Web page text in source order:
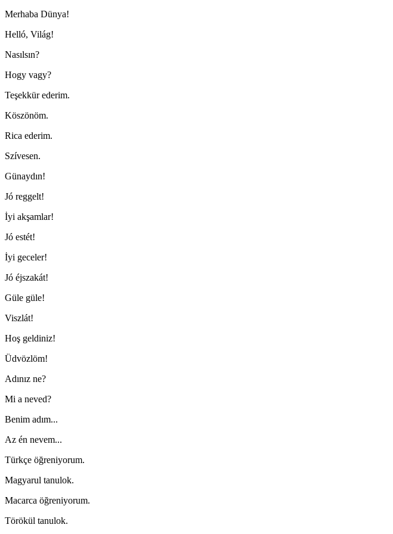
Merhaba Dünya!
Helló, Világ!
Nasılsın?
Hogy vagy?
Teşekkür ederim.
Köszönöm.
Rica ederim.
Szívesen.
Günaydın!
Jó reggelt!
İyi akşamlar!
Jó estét!
İyi geceler!
Jó éjszakát!
Güle güle!
Viszlát!
Hoş geldiniz!
Üdvözlöm!
Adınız ne?
Mi a neved?
Benim adım...
Az én nevem...
Türkçe öğreniyorum.
Magyarul tanulok.
Macarca öğreniyorum.
Törökül tanulok.